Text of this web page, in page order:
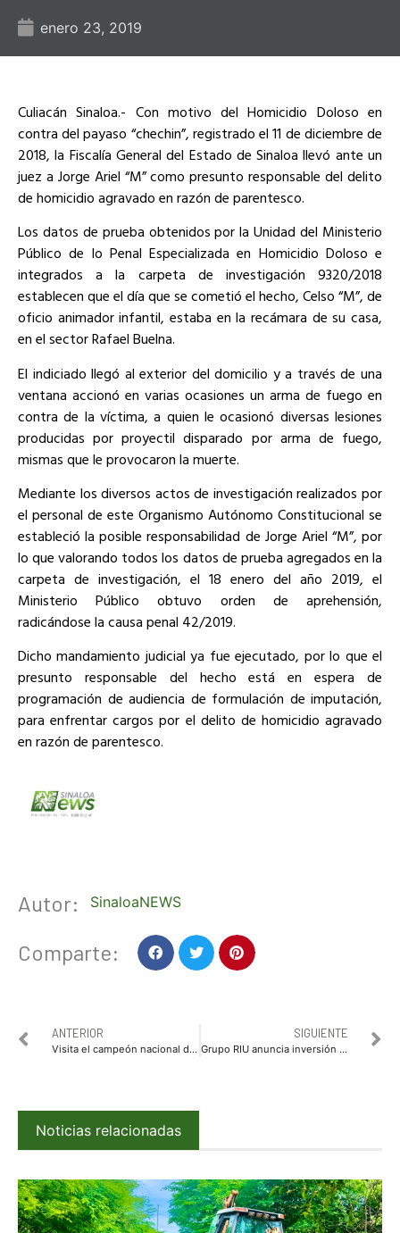
enero 23, 2019
Culiacán Sinaloa.- Con motivo del Homicidio Doloso en
contra del payaso “chechin”, registrado el 11 de diciembre de
2018, la Fiscalía General del Estado de Sinaloa llevó ante un
juez a Jorge Ariel “M” como presunto responsable del delito
de homicidio agravado en razón de parentesco.
Los datos de prueba obtenidos por la Unidad del Ministerio
Público de lo Penal Especializada en Homicidio Doloso e
integrados a la carpeta de investigación 9320/2018
establecen que el día que se cometió el hecho, Celso “M”, de
oficio animador infantil, estaba en la recámara de su casa,
en el sector Rafael Buelna.
El indiciado llegó al exterior del domicilio y a través de una
ventana accionó en varias ocasiones un arma de fuego en
contra de la víctima, a quien le ocasionó diversas lesiones
producidas por proyectil disparado por arma de fuego,
mismas que le provocaron la muerte.
Mediante los diversos actos de investigación realizados por
el personal de este Organismo Autónomo Constitucional se
estableció la posible responsabilidad de Jorge Ariel “M”, por
lo que valorando todos los datos de prueba agregados en la
carpeta de investigación, el 18 enero del año 2019, el
Ministerio Público obtuvo orden de aprehensión,
radicándose la causa penal 42/2019.
Dicho mandamiento judicial ya fue ejecutado, por lo que el
presunto responsable del hecho está en espera de
programación de audiencia de formulación de imputación,
para enfrentar cargos por el delito de homicidio agravado
en razón de parentesco.
Autor: SinaloaNEWS
Comparte:
ANTERIOR
Visita el campeón nacional de ciclismo Jesús Espinoza Nava al alcalde Billy Chapman
SIGUIENTE
Grupo RIU anuncia inversión de 40 mdd en Mazatlán
Noticias relacionadas